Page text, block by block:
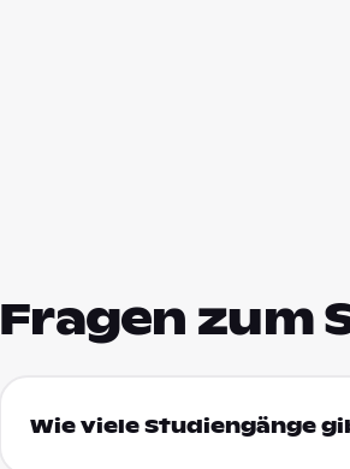
Fragen zum
Wie viele Studiengänge